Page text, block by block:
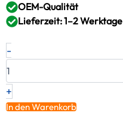
OEM-Qualität
Lieferzeit: 1–2 Werktage
-
Neuer
Original
PEUGEOT
2.0
HDi
+
In den Warenkorb